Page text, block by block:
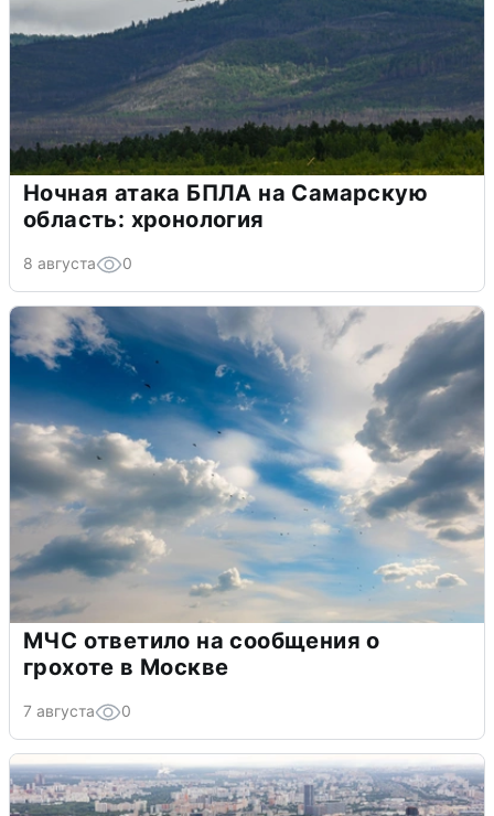
Ночная атака БПЛА на Самарскую
область: хронология
8 августа 0
МЧС ответило на сообщения о
грохоте в Москве
7 августа 0